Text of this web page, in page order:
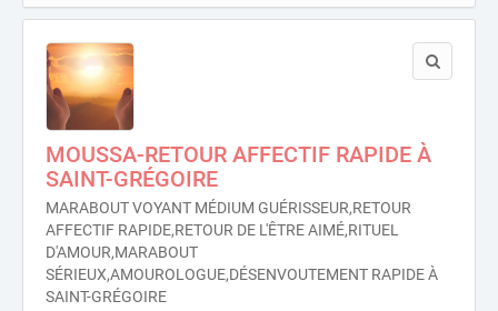
MOUSSA-RETOUR AFFECTIF RAPIDE À
SAINT-GRÉGOIRE
MARABOUT VOYANT MÉDIUM GUÉRISSEUR,RETOUR
AFFECTIF RAPIDE,RETOUR DE L'ÊTRE AIMÉ,RITUEL
D'AMOUR,MARABOUT
SÉRIEUX,AMOUROLOGUE,DÉSENVOUTEMENT RAPIDE À
SAINT-GRÉGOIRE